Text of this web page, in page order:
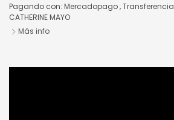
Pagando con: Mercadopago,
CATHERINE MAYO
Más info